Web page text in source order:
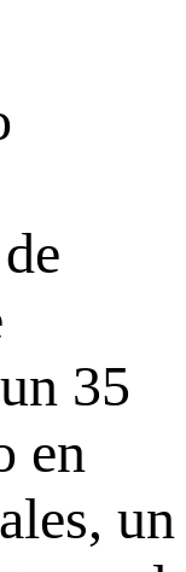
35
en
un